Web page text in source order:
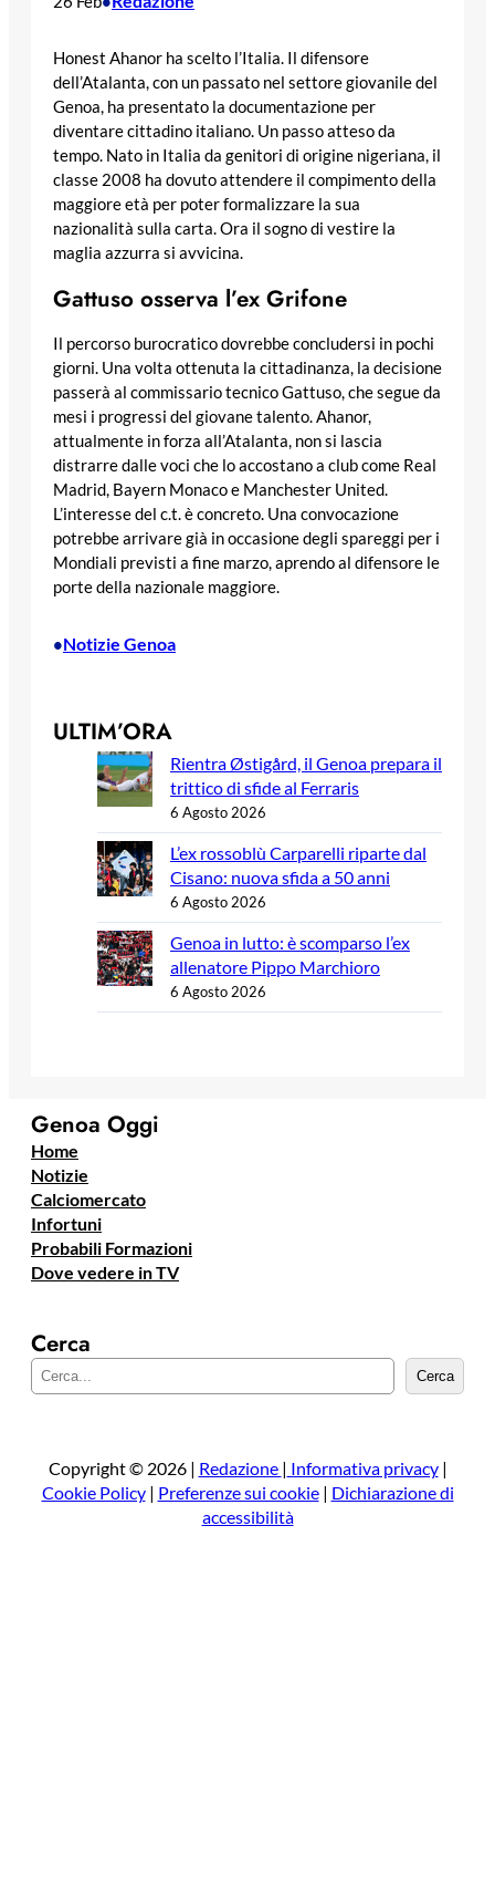
Honest Ahanor ha scelto l’Italia. Il difensore
dell’Atalanta, con un passato nel settore giovanile del
Genoa, ha presentato la documentazione per
diventare cittadino italiano. Un passo atteso da
tempo. Nato in Italia da genitori di origine nigeriana, il
classe 2008 ha dovuto attendere il compimento della
maggiore età per poter formalizzare la sua
nazionalità sulla carta. Ora il sogno di vestire la
maglia azzurra si avvicina.
Gattuso osserva l’ex Grifone
Il percorso burocratico dovrebbe concludersi in pochi
giorni. Una volta ottenuta la cittadinanza, la decisione
passerà al commissario tecnico Gattuso, che segue da
mesi i progressi del giovane talento. Ahanor,
attualmente in forza all’Atalanta, non si lascia
distrarre dalle voci che lo accostano a club come Real
Madrid, Bayern Monaco e Manchester United.
L’interesse del c.t. è concreto. Una convocazione
potrebbe arrivare già in occasione degli spareggi per i
Mondiali previsti a fine marzo, aprendo al difensore le
porte della nazionale maggiore.
•Notizie Genoa
ULTIM’ORA
Rientra Østigård, il Genoa prepara il
trittico di sfide al Ferraris
6 Agosto 2026
L’ex rossoblù Carparelli riparte dal
Cisano: nuova sfida a 50 anni
6 Agosto 2026
Genoa in lutto: è scomparso l’ex
allenatore Pippo Marchioro
6 Agosto 2026
Genoa Oggi
Home
Notizie
Calciomercato
Infortuni
Probabili Formazioni
Dove vedere in TV
Cerca
e
a
Cerca
Copyright © 2026 | Redazione | Informativa privacy|
Cookie Policy| Preferenze sui cookie| Dichiarazione di
accessibilità